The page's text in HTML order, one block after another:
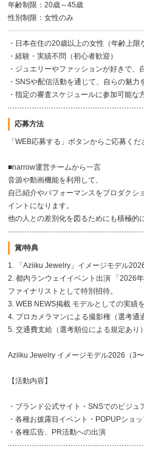
年齢制限：20歳～45歳
性別制限：女性のみ
・日本在住の20歳以上の女性（年齢上限
・経験・実績不問（初心者歓迎）
・ジュエリーやファッションが好きで、
・SNSや配信活動を通じて、自らの魅力
・指定の審査スケジュールに参加可能な
応募方法
「WEB応募する」ボタンからご応募くだ
■narrow運営チームから一言
音源や動画機能を利用して、
自己紹介やパフォーマンスをプロダクシ
イントになります。
他の人との差別化を図るためにも積極的
賞/特典
1. 「Aziiku Jewelry」イメージモデル
2. 都内ランウェイイベント出演 「2026
ファイナリストとして特別招待。
3. WEB NEWS掲載 モデルとしての実績
4. プロカメラマンによる撮影権（選考通
5. 交通費支給（選考順位による規定あり）
Aziiku Jewelry イメージモデル2026（3〜
【活動内容】
・ブランド公式サイト・SNSでのビジュ
・各種お披露目イベント・POPUPショ
・各種広告、PR活動への出演